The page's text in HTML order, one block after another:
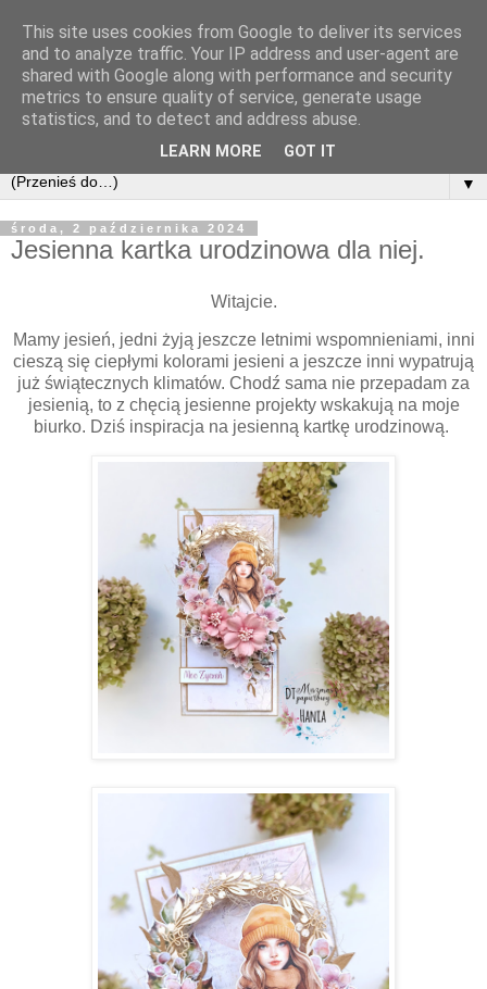
▼
środa, 2 października 2024
Jesienna kartka urodzinowa dla niej.
Witajcie.
Mamy jesień, jedni żyją jeszcze letnimi wspomnieniami, inni
cieszą się ciepłymi kolorami jesieni a jeszcze inni wypatrują
już świątecznych klimatów. Chodź sama nie przepadam za
jesienią, to z chęcią jesienne projekty wskakują na moje
biurko. Dziś inspiracja na jesienną kartkę urodzinową.
This site uses cookies from Google to deliver its services
and to analyze traffic. Your IP address and user-agent are
shared with Google along with performance and security
metrics to ensure quality of service, generate usage
statistics, and to detect and address abuse.
LEARN MORE GOT IT